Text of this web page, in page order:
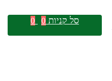
סל קניות 0
0